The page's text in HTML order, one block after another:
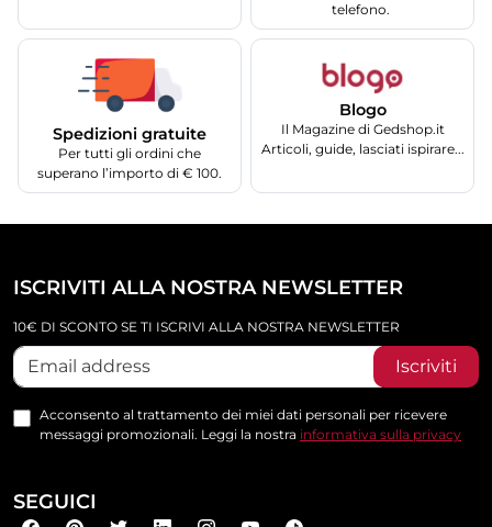
telefono.
Spedizioni gratuite
Per tutti gli ordini che
superano l’importo di € 100.
Blogo
Il Magazine di Gedshop.it
Articoli, guide, lasciati ispirare...
ISCRIVITI ALLA NOSTRA NEWSLETTER
10€ DI SCONTO SE TI ISCRIVI ALLA NOSTRA NEWSLETTER
Iscriviti
Acconsento al trattamento dei miei dati personali per ricevere
messaggi promozionali. Leggi la nostra informativa sulla privacy
SEGUICI